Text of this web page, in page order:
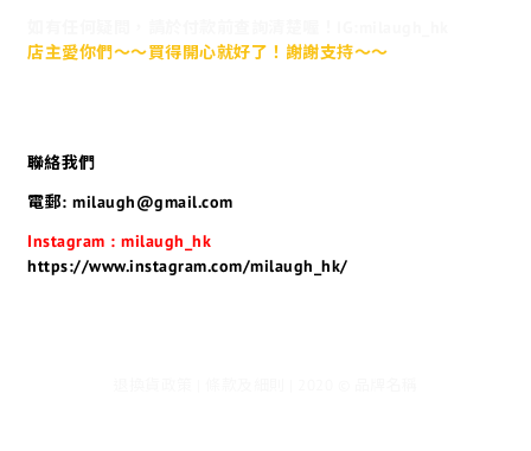
店主愛你們～～買得開心就好了！謝謝支持～～
聯絡我們
電郵: milaugh@gmail.com
Instagram : milaugh_hk
https://www.instagram.com/milaugh_hk/